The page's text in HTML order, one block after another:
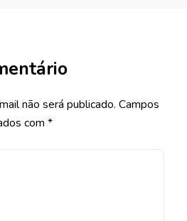
não será publicado. Campos
com *